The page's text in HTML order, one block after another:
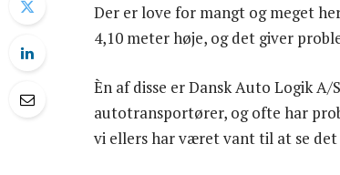
Der er love for mangt og meget
4,10 meter høje, og det giver
Èn af disse er Dansk Auto Logik
autotransportører, og ofte har
vi ellers har været vant til at se